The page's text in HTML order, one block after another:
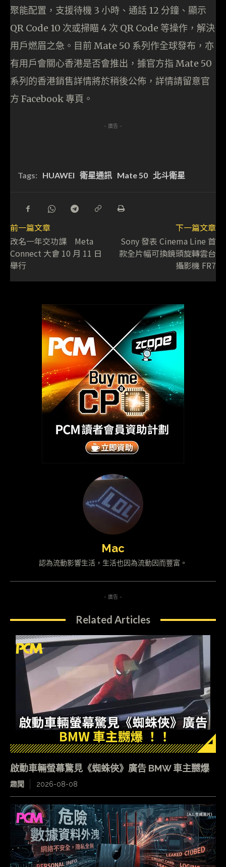
聚能配置，支援待機 3 小時、通話 12 分鐘、顯示
QR Code 10 次或掃瞄 4 次 QR Code 等操作，解決
用戶燃眉之急。目前 Mate 50 系列作全球發布，亦
有用戶會關心香港是否會推出，據官方指 Mate 50
系列的香港銷售詳情將於稍後公佈，詳情請留意官
方 Facebook 專頁。
- 廣告 -
Tags: HUAWEI 衛星通訊 Mate 50 北斗衛星
前一篇文章
改名一年交功課 Meta
Connect 大會 10 月 11 日
舉行
下一篇文章
Sony 發表 Cinema Line 首
款全片幅可換鏡頭旋轉雲台
攝影機 FR7
Mac
認為流動影響生活，生活也因為流動因而豐富。
- 廣告 -
Related Articles
啟動車輛螢幕驚見《蜘蛛俠》廣告 BMW 車主嬲爆
趣聞 2026-08-08